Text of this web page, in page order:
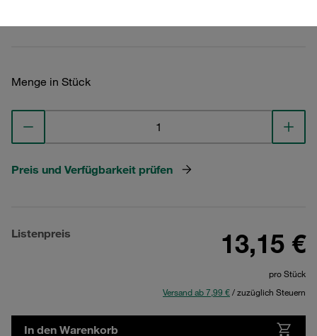
Menge in Stück
Preis und Verfügbarkeit prüfen
Listenpreis 13,15 €
pro Stück
Versand ab 7,99 €/ zuzüglich Steuern
In den Warenkorb